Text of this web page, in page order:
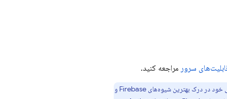
سرور مراجعه کنید.
را در کنار سرور MCP در نظر بگیرید تا به دستیار هوش مصنوعی خود در درک بهترین شیوه‌های Firebase و